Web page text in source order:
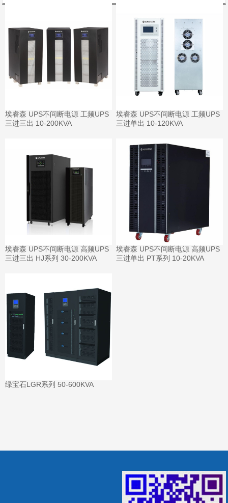
埃睿森 UPS不间断电源 工频UPS
三进三出 10-200KVA
埃睿森 UPS不间断电源 工频UPS
三进单出 10-120KVA
埃睿森 UPS不间断电源 高频UPS
三进三出 HJ系列 30-200KVA
埃睿森 UPS不间断电源 高频UPS
三进单出 PT系列 10-20KVA
绿宝石LGR系列 50-600KVA